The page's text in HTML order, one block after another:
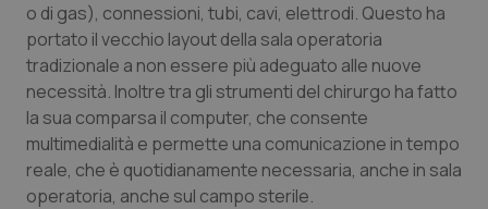
Umbria
Valle D’Aosta
Veneto
Oftalmologia
Oncodermatologia
Oncoematologia
Oncologia & Nutrizione
o di gas), connessioni, tubi, cavi, elettrodi. Questo ha
portato il vecchio layout della sala operatoria
tradizionale a non essere più adeguato alle nuove
necessità. Inoltre tra gli strumenti del chirurgo ha fatto
la sua comparsa il computer, che consente
multimedialità e permette una comunicazione in tempo
reale, che è quotidianamente necessaria, anche in sala
operatoria, anche sul campo sterile.